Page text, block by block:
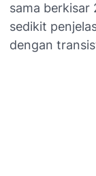
sama berkisar
sedikit
dengan